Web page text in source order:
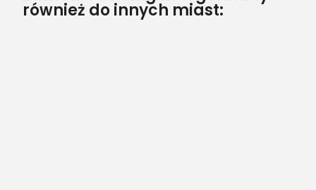
również do innych miast: